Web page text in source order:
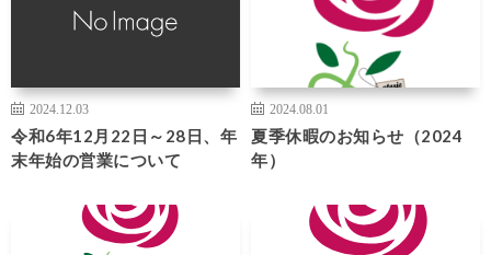
2024.12.03
令和6年12月22日～28日、年
末年始の営業について
2024.08.01
夏季休暇のお知らせ（2024
年）